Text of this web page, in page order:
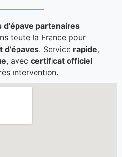
d'épave partenaires
toute la France pour
. Service rapide,
, avec certificat officiel
intervention.